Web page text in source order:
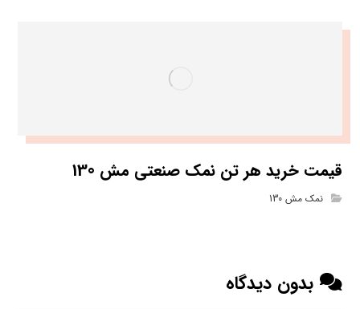
قیمت خرید هر تن نمک صنعتی مش 130
نمک مش 130
بدون دیدگاه